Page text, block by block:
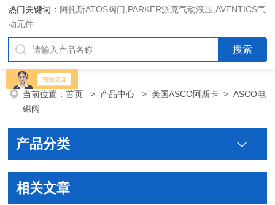
热门关键词： 阿托斯ATOS阀门,PARKER派克气动液压,AVENTICS气
动元件
当前位置：首页 > 产品中心 > 美国ASCO阿斯卡 >ASCO电
磁阀
产品分类
相关文章